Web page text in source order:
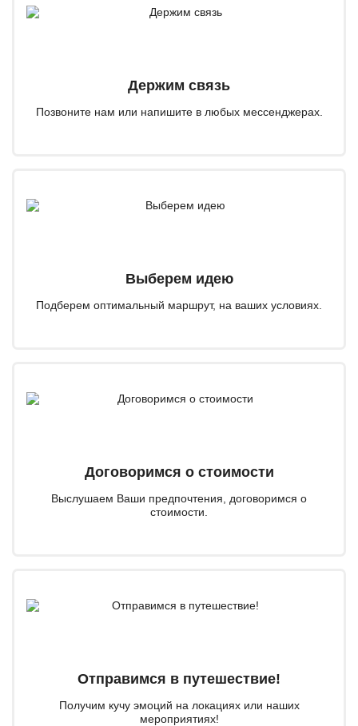
Держим связь
Позвоните нам или напишите в любых мессенджерах.
Выберем идею
Подберем оптимальный маршрут, на ваших условиях.
Договоримся о стоимости
Выслушаем Ваши предпочтения, договоримся о
стоимости.
Отправимся в путешествие!
Получим кучу эмоций на локациях или наших
мероприятиях!